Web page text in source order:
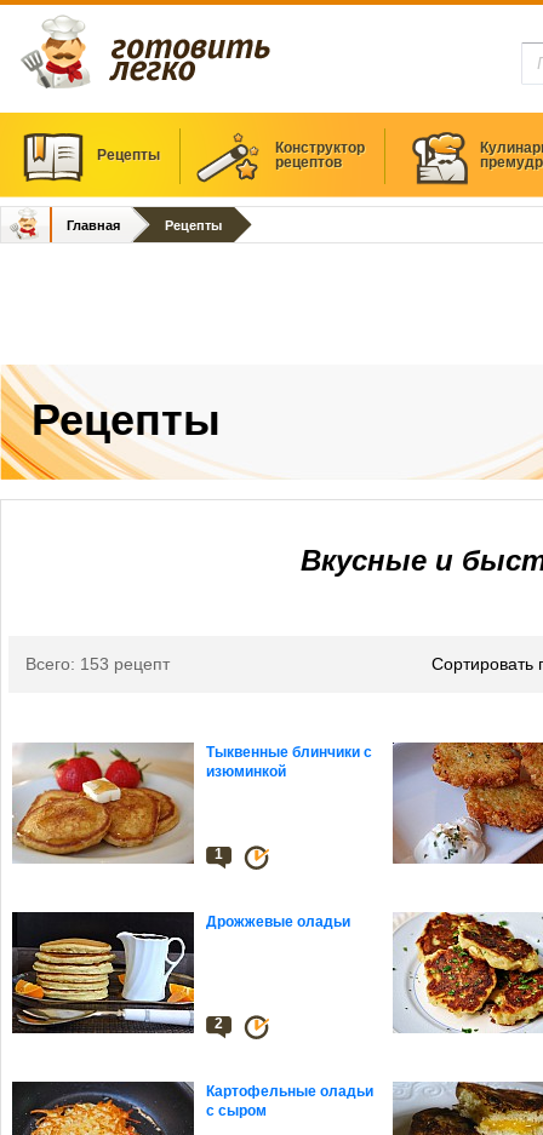
Рецепты
Конструктор
рецептов
Главная Рецепты
Рецепты
Вкусные и
Сортировать
Всего: 153 рецепт
Тыквенные блинчики с
изюминкой
1
Дрожжевые оладьи
2
Картофельные оладьи
с сыром